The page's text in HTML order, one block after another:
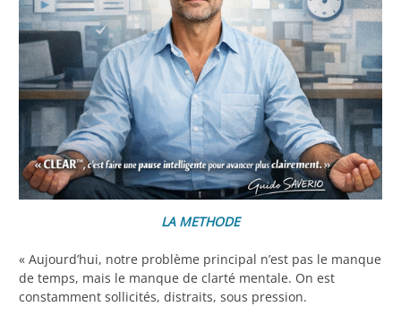
LA METHODE
« Aujourd’hui, notre problème principal n’est pas le manque
de temps, mais le manque de clarté mentale. On est
constamment sollicités, distraits, sous pression.